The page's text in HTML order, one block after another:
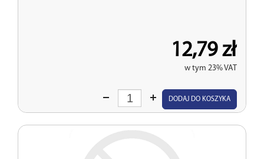
12,79 zł
w tym 23% VAT
Wprowadź
DODAJ DO KOSZYKA